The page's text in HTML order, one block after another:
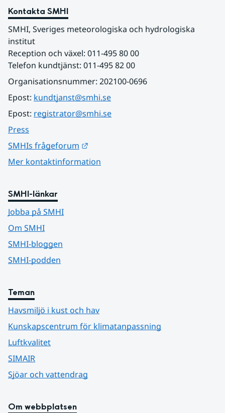
Kontakta SMHI
SMHI, Sveriges meteorologiska och hydrologiska
institut
Reception och växel: 011-495 80 00
Telefon kundtjänst: 011-495 82 00
Organisationsnummer: 202100-0696
Epost: kundtjanst@smhi.se
Epost: registrator@smhi.se
Press
SMHIs frågeforum
Mer kontaktinformation
SMHI-länkar
Jobba på SMHI
Om SMHI
SMHI-bloggen
SMHI-podden
Teman
Havsmiljö i kust och hav
Kunskapscentrum för klimatanpassning
Luftkvalitet
SIMAIR
Sjöar och vattendrag
Om webbplatsen